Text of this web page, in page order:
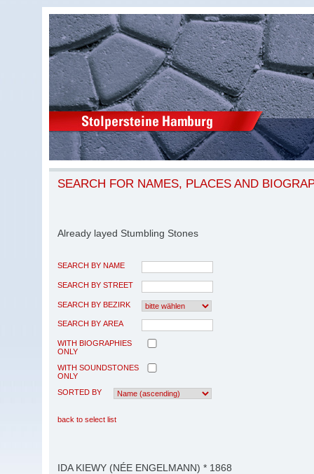
SEARCH FOR NAMES, PLACES AND
Already layed Stumbling Stones
SEARCH BY NAME
SEARCH BY STREET
SEARCH BY BEZIRK
SEARCH BY AREA
WITH BIOGRAPHIES
ONLY
WITH SOUNDSTONES
ONLY
SORTED BY
back to select list
IDA KIEWY (NÉE ENGELMANN) * 1868